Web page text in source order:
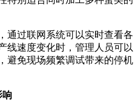
通过联网系统可以实时查看各
线速度变化时，管理人员可以
避免现场频繁调试带来的停机
响